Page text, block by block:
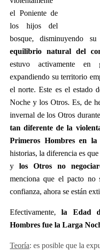
el Poniente de
los hijos del
bosque, disminuyendo
equilibrio natural del
estuvo activamente en
expandiendo su territorio
el norte. Este es el estado
Noche y los Otros. Es, de
invernal de los Otros
tan diferente de la
Primeros Hombres en
historias, la diferencia es
ylos Otros no
menciona que el pacto
confianza, ahora se están
Efectivamente,la Edad
Hombres fue la Larga
Teoría: es posible que la